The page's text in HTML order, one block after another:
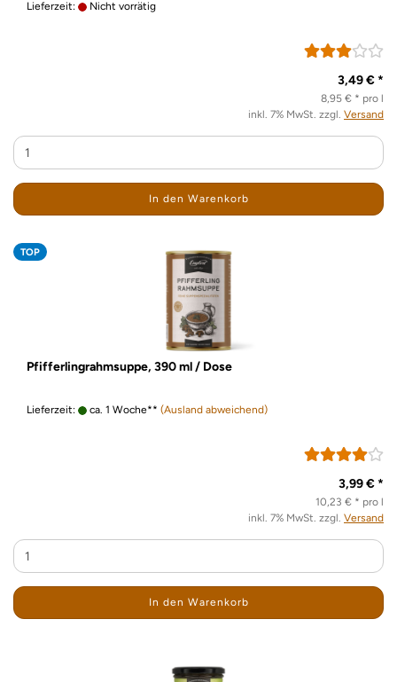
Lieferzeit: Nicht vorrätig
3,49 € *
8,95 € * pro l
inkl. 7% MwSt. zzgl. Versand
In den Warenkorb
TOP
Pfifferlingrahmsuppe, 390 ml / Dose
Lieferzeit: ca. 1 Woche** (Ausland abweichend)
3,99 € *
10,23 € * pro l
inkl. 7% MwSt. zzgl. Versand
In den Warenkorb